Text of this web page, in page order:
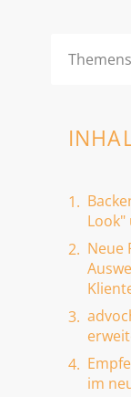
Neue
im